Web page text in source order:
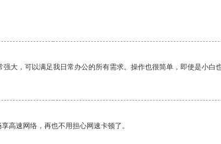
大，可以满足我日常办公的所有需求。操作也很简单，即使是小白
高速网络，再也不用担心网速卡顿了。